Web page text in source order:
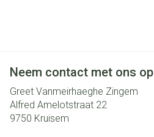
Neem contact met ons op
Greet Vanmeirhaeghe Zingem
Alfred Amelotstraat 22
9750 Kruisem